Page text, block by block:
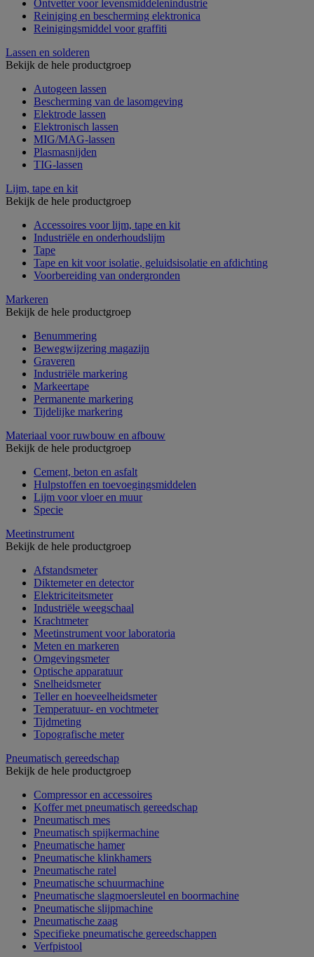
Ontvetter voor levensmiddelenindustrie
Reiniging en bescherming elektronica
Reinigingsmiddel voor graffiti
Lassen en solderen
Bekijk de hele productgroep
Autogeen lassen
Bescherming van de lasomgeving
Elektrode lassen
Elektronisch lassen
MIG/MAG-lassen
Plasmasnijden
TIG-lassen
Lijm, tape en kit
Bekijk de hele productgroep
Accessoires voor lijm, tape en kit
Industriële en onderhoudslijm
Tape
Tape en kit voor isolatie, geluidsisolatie en afdichting
Voorbereiding van ondergronden
Markeren
Bekijk de hele productgroep
Benummering
Bewegwijzering magazijn
Graveren
Industriële markering
Markeertape
Permanente markering
Tijdelijke markering
Materiaal voor ruwbouw en afbouw
Bekijk de hele productgroep
Cement, beton en asfalt
Hulpstoffen en toevoegingsmiddelen
Lijm voor vloer en muur
Specie
Meetinstrument
Bekijk de hele productgroep
Afstandsmeter
Diktemeter en detector
Elektriciteitsmeter
Industriële weegschaal
Krachtmeter
Meetinstrument voor laboratoria
Meten en markeren
Omgevingsmeter
Optische apparatuur
Snelheidsmeter
Teller en hoeveelheidsmeter
Temperatuur- en vochtmeter
Tijdmeting
Topografische meter
Pneumatisch gereedschap
Bekijk de hele productgroep
Compressor en accessoires
Koffer met pneumatisch gereedschap
Pneumatisch mes
Pneumatisch spijkermachine
Pneumatische hamer
Pneumatische klinkhamers
Pneumatische ratel
Pneumatische schuurmachine
Pneumatische slagmoersleutel en boormachine
Pneumatische slijpmachine
Pneumatische zaag
Specifieke pneumatische gereedschappen
Verfpistool